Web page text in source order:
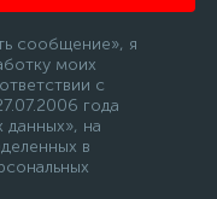
сообщение», я
моих
с
года
на
в